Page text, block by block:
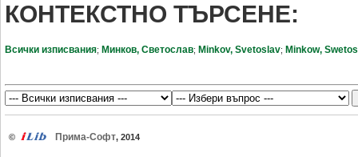
КОНТЕКСТНО ТЪРСЕНЕ:
Всички изписвания; Минков, Светослав; Minkov, Svetoslav; Minkow,
© Прима-Софт, 2014